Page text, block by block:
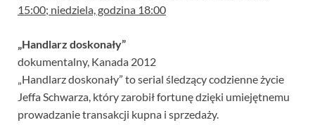
15:00; niedziela, godzina 18:00
„Handlarz doskonały”
dokumentalny, Kanada 2012
„Handlarz doskonały” to serial śledzący codzienne życie
Jeffa Schwarza, który zarobił fortunę dzięki umiejętnemu
prowadzanie transakcji kupna i sprzedaży.